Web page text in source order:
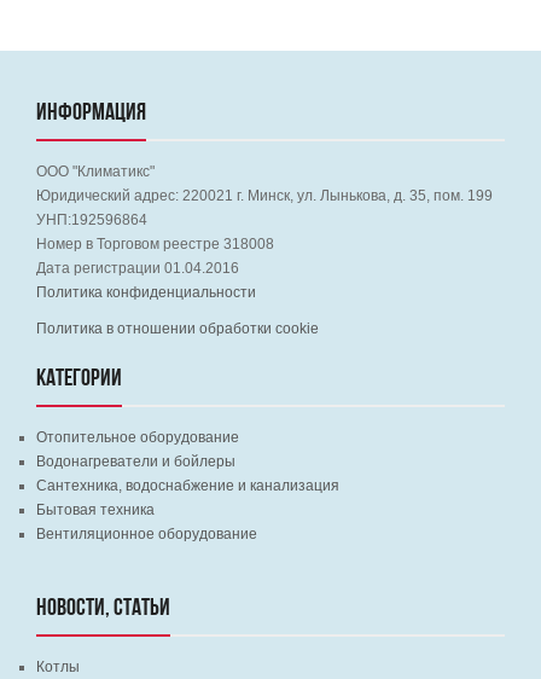
ИНФОРМАЦИЯ
ООО "Климатикс"
Юридический адрес: 220021 г. Минск, ул. Лынькова, д. 35, пом. 199
УНП:192596864
Номер в Торговом реестре 318008
Дата регистрации 01.04.2016
Политика конфиденциальности
Политика в отношении обработки cookie
КАТЕГОРИИ
Отопительное оборудование
Водонагреватели и бойлеры
Сантехника, водоснабжение и канализация
Бытовая техника
Вентиляционное оборудование
НОВОСТИ, СТАТЬИ
Котлы